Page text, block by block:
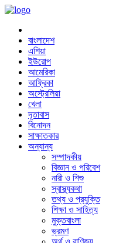
বাংলাদেশ
এশিয়া
ইউরোপ
আমেরিকা
আফ্রিকা
অস্ট্রেলিয়া
খেলা
দূতাবাস
বিনোদন
সাক্ষাতকার
অন্যান্য
সম্পাদকীয়
বিজ্ঞান ও পরিবেশ
নারী ও শিশু
স্বাস্থ্যকথা
তথ্য ও প্রযুক্তি
শিক্ষা ও সাহিত্য
মুক্তবাংলা
ভ্রমণ